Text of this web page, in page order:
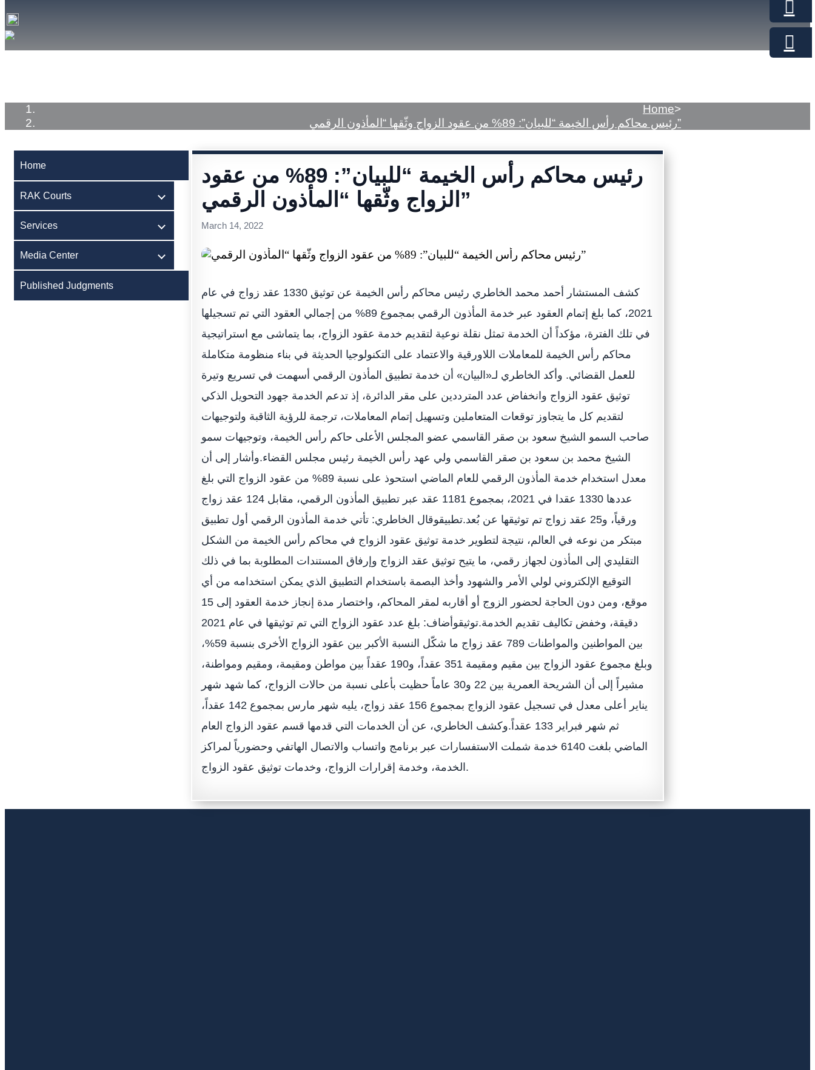
Home>
رئيس محاكم رأس الخيمة “للبيان”: 89% من عقود الزواج وثّقها “المأذون الرقمي”
Home
RAK Courts
Services
Media Center
Published Judgments
رئيس محاكم رأس الخيمة “للبيان”: 89% من عقود
الزواج وثّقها “المأذون الرقمي”
March 14, 2022
كشف المستشار أحمد محمد الخاطري رئيس محاكم رأس الخيمة عن توثيق 1330 عقد زواج في عام
2021، كما بلغ إتمام العقود عبر خدمة المأذون الرقمي بمجموع 89% من إجمالي العقود التي تم تسجيلها
في تلك الفترة، مؤكداً أن الخدمة تمثل نقلة نوعية لتقديم خدمة عقود الزواج، بما يتماشى مع استراتيجية
محاكم رأس الخيمة للمعاملات اللاورقية والاعتماد على التكنولوجيا الحديثة في بناء منظومة متكاملة
للعمل القضائي. وأكد الخاطري لـ«البيان» أن خدمة تطبيق المأذون الرقمي أسهمت في تسريع وتيرة
توثيق عقود الزواج وانخفاض عدد المترددين على مقر الدائرة، إذ تدعم الخدمة جهود التحويل الذكي
لتقديم كل ما يتجاوز توقعات المتعاملين وتسهيل إتمام المعاملات، ترجمة للرؤية الثاقبة ولتوجيهات
صاحب السمو الشيخ سعود بن صقر القاسمي عضو المجلس الأعلى حاكم رأس الخيمة، وتوجيهات سمو
الشيخ محمد بن سعود بن صقر القاسمي ولي عهد رأس الخيمة رئيس مجلس القضاء.وأشار إلى أن
معدل استخدام خدمة المأذون الرقمي للعام الماضي استحوذ على نسبة 89% من عقود الزواج التي بلغ
عددها 1330 عقدا في 2021، بمجموع 1181 عقد عبر تطبيق المأذون الرقمي، مقابل 124 عقد زواج
ورقياً، و25 عقد زواج تم توثيقها عن بُعد.تطبيقوقال الخاطري: تأتي خدمة المأذون الرقمي أول تطبيق
مبتكر من نوعه في العالم، نتيجة لتطوير خدمة توثيق عقود الزواج في محاكم رأس الخيمة من الشكل
التقليدي إلى المأذون لجهاز رقمي، ما يتيح توثيق عقد الزواج وإرفاق المستندات المطلوبة بما في ذلك
التوقيع الإلكتروني لولي الأمر والشهود وأخذ البصمة باستخدام التطبيق الذي يمكن استخدامه من أي
موقع، ومن دون الحاجة لحضور الزوج أو أقاربه لمقر المحاكم، واختصار مدة إنجاز خدمة العقود إلى 15
دقيقة، وخفض تكاليف تقديم الخدمة.توثيقوأضاف: بلغ عدد عقود الزواج التي تم توثيقها في عام 2021
بين المواطنين والمواطنات 789 عقد زواج ما شكّل النسبة الأكبر بين عقود الزواج الأخرى بنسبة 59%،
وبلغ مجموع عقود الزواج بين مقيم ومقيمة 351 عقداً، و190 عقداً بين مواطن ومقيمة، ومقيم ومواطنة،
مشيراً إلى أن الشريحة العمرية بين 22 و30 عاماً حظيت بأعلى نسبة من حالات الزواج، كما شهد شهر
يناير أعلى معدل في تسجيل عقود الزواج بمجموع 156 عقد زواج، يليه شهر مارس بمجموع 142 عقداً،
ثم شهر فبراير 133 عقداً.وكشف الخاطري، عن أن الخدمات التي قدمها قسم عقود الزواج العام
الماضي بلغت 6140 خدمة شملت الاستفسارات عبر برنامج واتساب والاتصال الهاتفي وحضورياً لمراكز
الخدمة، وخدمة إقرارات الزواج، وخدمات توثيق عقود الزواج.